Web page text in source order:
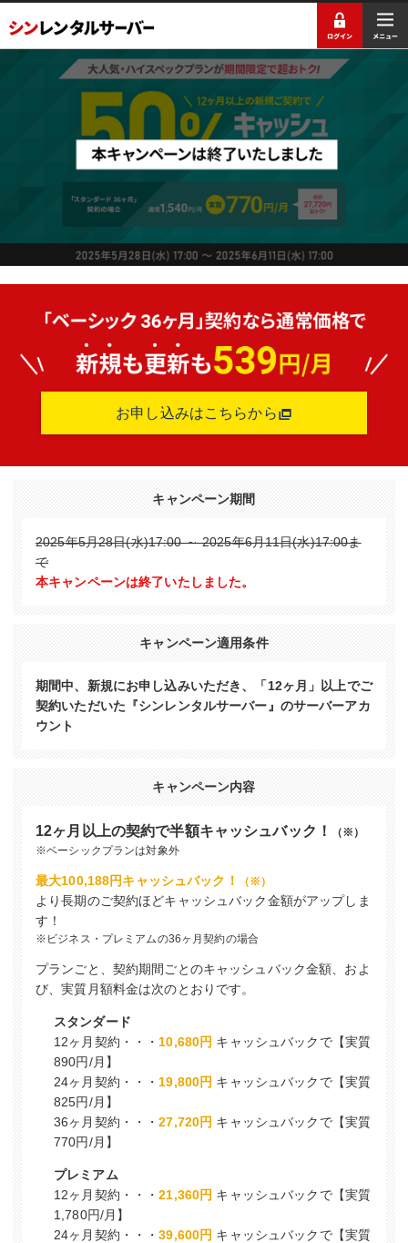
お申し込みはこちらから
キャンペーン期間
2025年5月28日(水)17:00 ～ 2025年6月11日(水)17:00ま
で
本キャンペーンは終了いたしました。
キャンペーン適用条件
期間中、新規にお申し込みいただき、「12ヶ月」以上でご
契約いただいた『シンレンタルサーバー』のサーバーアカ
ウント
キャンペーン内容
12ヶ月以上の契約で半額キャッシュバック！
（※）
※ベーシックプランは対象外
最大100,188円キャッシュバック！ （※）
より長期のご契約ほどキャッシュバック金額がアップしま
す！
※ビジネス・プレミアムの36ヶ月契約の場合
プランごと、契約期間ごとのキャッシュバック金額、およ
び、実質月額料金は次のとおりです。
スタンダード
12ヶ月契約・・・ 10,680円 キャッシュバックで【実質
890円/月】
24ヶ月契約・・・ 19,800円 キャッシュバックで【実質
825円/月】
36ヶ月契約・・・27,720円 キャッシュバックで【実質
770円/月】
プレミアム
12ヶ月契約・・・21,360円 キャッシュバックで【実質
1,780円/月】
24ヶ月契約・・・39,600円 キャッシュバックで【実質